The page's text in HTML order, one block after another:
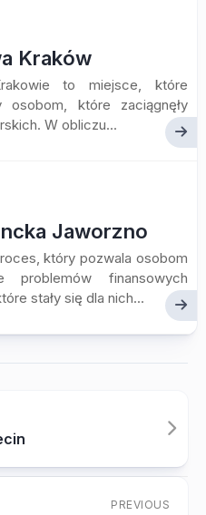
Kraków
to miejsce, które
które zaciągnęły
W obliczu...
Jaworzno
który pozwala osobom
problemów finansowych
stały się dla nich...
PREVIOUS